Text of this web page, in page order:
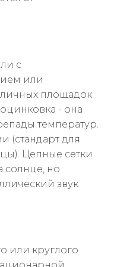
с
или
площадок
- она
температур.
(стандарт для
Цепные сетки
солнце, но
звук
или круглого